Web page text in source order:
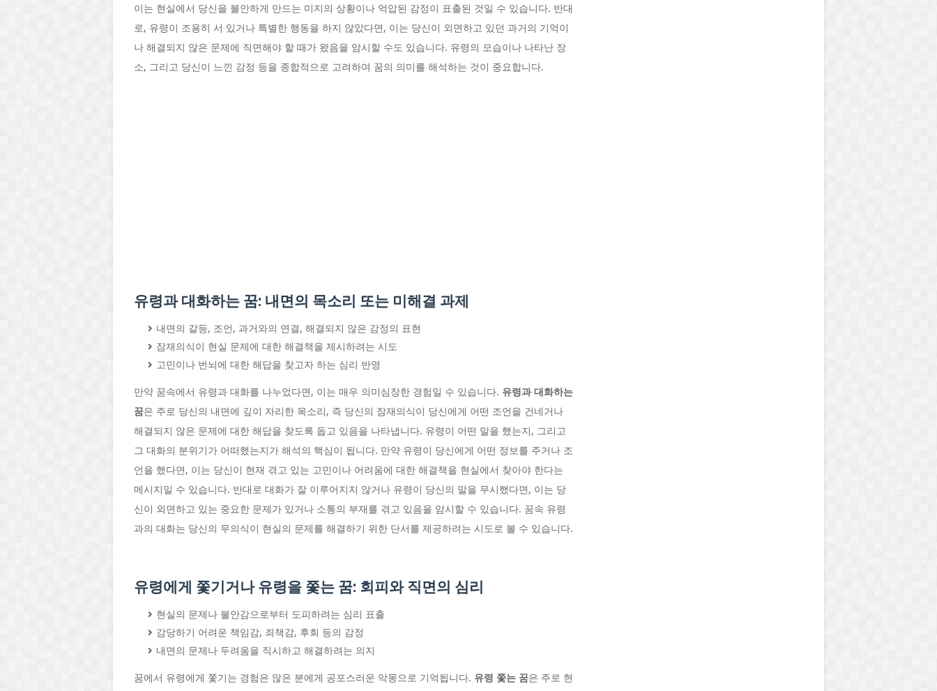
이는 현실에서 당신을 불안하게 만드는 미지의 상황이나 억압된 감정이 표출된 것일 수 있습니다. 반대
로, 유령이 조용히 서 있거나 특별한 행동을 하지 않았다면, 이는 당신이 외면하고 있던 과거의 기억이
나 해결되지 않은 문제에 직면해야 할 때가 왔음을 암시할 수도 있습니다. 유령의 모습이나 나타난 장
소, 그리고 당신이 느낀 감정 등을 종합적으로 고려하여 꿈의 의미를 해석하는 것이 중요합니다.
유령과 대화하는 꿈: 내면의 목소리 또는 미해결 과제
내면의 갈등, 조언, 과거와의 연결, 해결되지 않은 감정의 표현
잠재의식이 현실 문제에 대한 해결책을 제시하려는 시도
고민이나 번뇌에 대한 해답을 찾고자 하는 심리 반영
만약 꿈속에서 유령과 대화를 나누었다면, 이는 매우 의미심장한 경험일 수 있습니다. 유령과 대화하는
꿈은 주로 당신의 내면에 깊이 자리한 목소리, 즉 당신의 잠재의식이 당신에게 어떤 조언을 건네거나
해결되지 않은 문제에 대한 해답을 찾도록 돕고 있음을 나타냅니다. 유령이 어떤 말을 했는지, 그리고
그 대화의 분위기가 어떠했는지가 해석의 핵심이 됩니다. 만약 유령이 당신에게 어떤 정보를 주거나 조
언을 했다면, 이는 당신이 현재 겪고 있는 고민이나 어려움에 대한 해결책을 현실에서 찾아야 한다는
메시지일 수 있습니다. 반대로 대화가 잘 이루어지지 않거나 유령이 당신의 말을 무시했다면, 이는 당
신이 외면하고 있는 중요한 문제가 있거나 소통의 부재를 겪고 있음을 암시할 수 있습니다. 꿈속 유령
과의 대화는 당신의 무의식이 현실의 문제를 해결하기 위한 단서를 제공하려는 시도로 볼 수 있습니다.
유령에게 쫓기거나 유령을 쫓는 꿈: 회피와 직면의 심리
현실의 문제나 불안감으로부터 도피하려는 심리 표출
감당하기 어려운 책임감, 죄책감, 후회 등의 감정
내면의 문제나 두려움을 직시하고 해결하려는 의지
꿈에서 유령에게 쫓기는 경험은 많은 분에게 공포스러운 악몽으로 기억됩니다. 유령 쫓는 꿈은 주로 현